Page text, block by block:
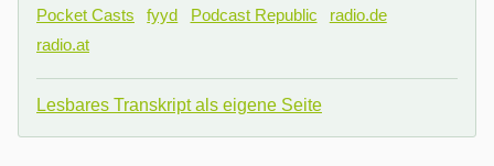
Pocket Casts
fyyd Podcast Republic
radio.de
radio.at
Lesbares Transkript als eigene Seite